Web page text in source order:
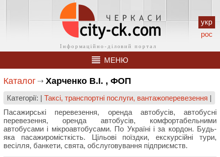
укр
рос
МЕНЮ
Каталог Харченко В.І. , ФОП
Категорії: | Таксі, транспортні послуги, вантажоперевезення |
Пасажирські перевезення, оренда автобусів, автобусні
перевезення, оренда автобусів, комфортабельними
автобусами і мікроавтобусами. По Україні і за кордон. Будь-
яка пасажиромісткість. Цільові поїздки, екскурсійні тури,
весілля, банкети, свята, обслуговування підприємств.